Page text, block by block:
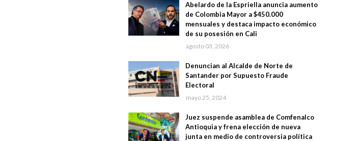
Abelardo de la Espriella anuncia aumento
de Colombia Mayor a $450.000
mensuales y destaca impacto económico
de su posesión en Cali
agosto 03, 2026
Denuncian al Alcalde de Norte de
Santander por Supuesto Fraude
Electoral
mayo 25, 2024
Juez suspende asamblea de Comfenalco
Antioquia y frena elección de nueva
junta en medio de controversia política